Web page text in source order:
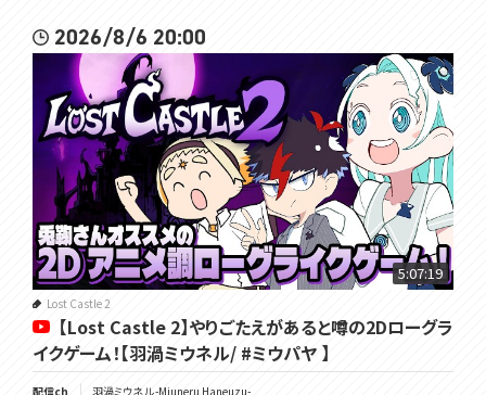
2026/8/6 20:00
5:07:19
Lost Castle 2
【Lost Castle 2】やりごたえがあると噂の2Dローグラ
イクゲーム！【羽渦ミウネル/ #ミウパヤ 】
配信ch 羽渦ミウネル -Miuneru Haneuzu-